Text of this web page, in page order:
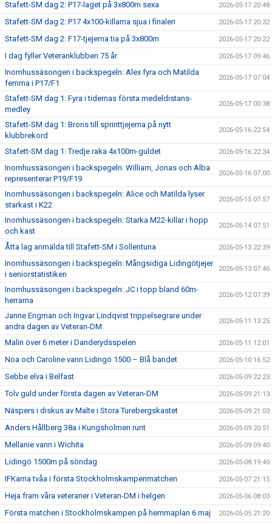
Stafett-SM dag 2: P17-laget på 3x800m sexa 2026-05-17 20:48
Stafett-SM dag 2: P17 4x100-killarna sjua i finalen 2026-05-17 20:32
Stafett-SM dag 2: F17-tjejerna tia på 3x800m 2026-05-17 20:22
I dag fyller Veteranklubben 75 år 2026-05-17 09:46
Inomhussäsongen i backspegeln: Alex fyra och Matilda
femma i P17/F1
2026-05-17 07:04
Stafett-SM dag 1: Fyra i tidernas första medeldistans-
medley
2026-05-17 00:38
Stafett-SM dag 1: Brons till sprinttjejerna på nytt
klubbrekord
2026-05-16 22:54
Stafett-SM dag 1: Tredje raka 4x100m-guldet 2026-05-16 22:34
Inomhussäsongen i backspegeln: William, Jonas och Alba
representerar P19/F19
2026-05-16 07:00
Inomhussäsongen i backspegeln: Alice och Matilda lyser
starkast i K22
2026-05-15 07:57
Inomhussäsongen i backspegeln: Starka M22-killar i hopp
och kast
2026-05-14 07:51
Åtta lag anmälda till Stafett-SM i Sollentuna 2026-05-13 22:39
Inomhussäsongen i backspegeln: Mångsidiga Lidingötjejer
i seniorstatistiken
2026-05-13 07:46
Inomhussäsongen i backspegeln: JC i topp bland 60m-
herrarna
2026-05-12 07:39
Janne Engman och Ingvar Lindqvist trippelsegrare under
andra dagen av Veteran-DM
2026-05-11 13:25
Malin över 6 meter i Danderydsspelen 2026-05-11 12:01
Noa och Caroline vann Lidingö 1500 – Blå bandet 2026-05-10 16:52
Sebbe elva i Belfast 2026-05-09 22:23
Tolv guld under första dagen av Veteran-DM 2026-05-09 21:13
Näspers i diskus av Malte i Stora Turebergskastet 2026-05-09 21:03
Anders Hållberg 38a i Kungsholmen runt 2026-05-09 20:51
Mellanie vann i Wichita 2026-05-09 09:40
Lidingö 1500m på söndag 2026-05-08 19:40
IFKarna tvåa i första Stockholmskampenmatchen 2026-05-07 21:15
Heja fram våra veteraner i Veteran-DM i helgen 2026-05-06 08:03
Första matchen i Stockholmskampen på hemmaplan 6 maj 2026-05-05 21:20